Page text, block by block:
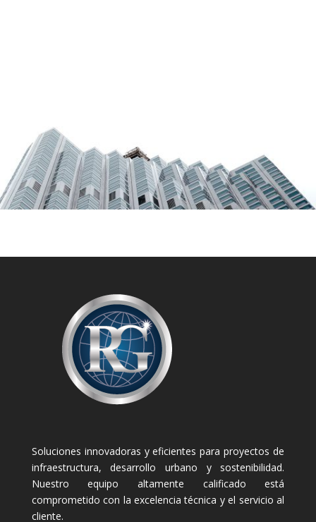
Soluciones innovadoras y eficientes para proyectos de
infraestructura, desarrollo urbano y sostenibilidad.
Nuestro equipo altamente calificado está
comprometido con la excelencia técnica y el servicio al
cliente.